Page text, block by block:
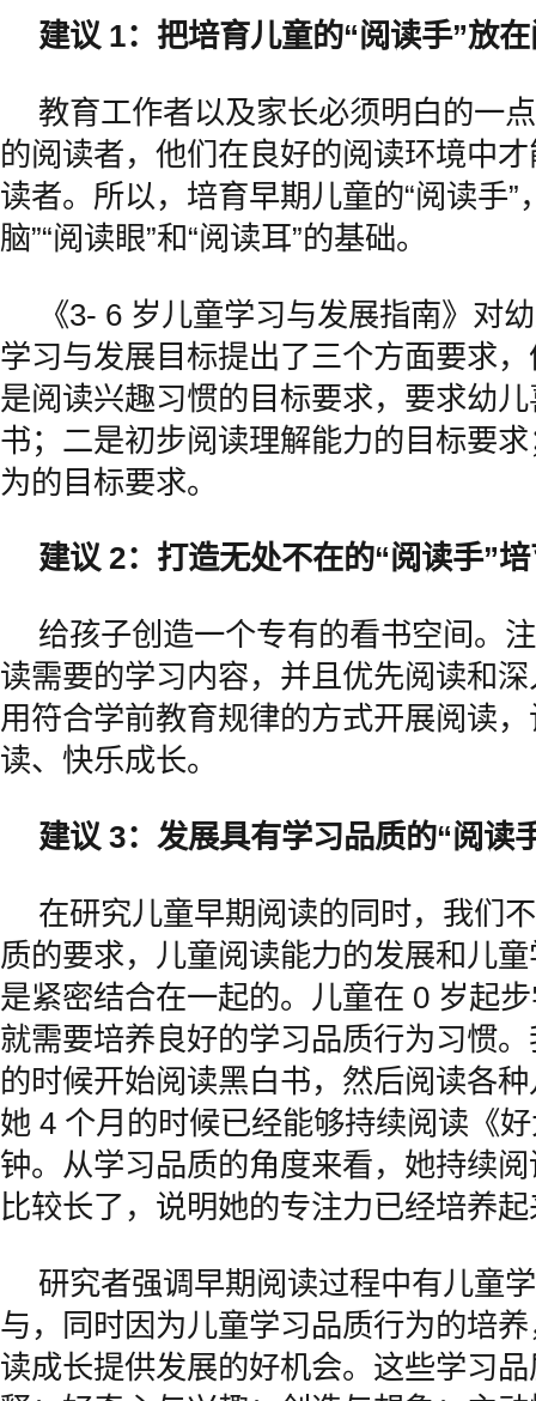
建议 1：把培育儿童的“阅读手”放
教育工作者以及家长必须明白的一
的阅读者，他们在良好的阅读环境中
读者。所以，培育早期儿童的“阅读手”
脑”“阅读眼”和“阅读耳”的基础。
《3- 6 岁儿童学习与发展指南》对
学习与发展目标提出了三个方面要求
是阅读兴趣习惯的目标要求，要求幼
书；二是初步阅读理解能力的目标要
为的目标要求。
建议 2：打造无处不在的“阅读手”
给孩子创造一个专有的看书空间。
读需要的学习内容，并且优先阅读和
用符合学前教育规律的方式开展阅读
读、快乐成长。
建议 3：发展具有学习品质的“阅读
在研究儿童早期阅读的同时，我们
质的要求，儿童阅读能力的发展和儿
是紧密结合在一起的。儿童在 0 岁起
就需要培养良好的学习品质行为习惯
的时候开始阅读黑白书，然后阅读各
她 4 个月的时候已经能够持续阅读《
钟。从学习品质的角度来看，她持续
比较长了，说明她的专注力已经培养
研究者强调早期阅读过程中有儿童
与，同时因为儿童学习品质行为的培
读成长提供发展的好机会。这些学习